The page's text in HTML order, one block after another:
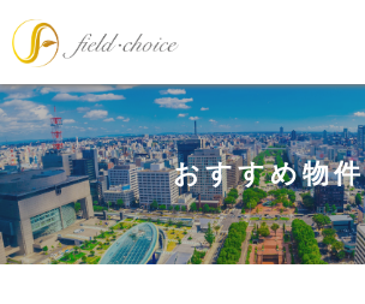
おすすめ物件